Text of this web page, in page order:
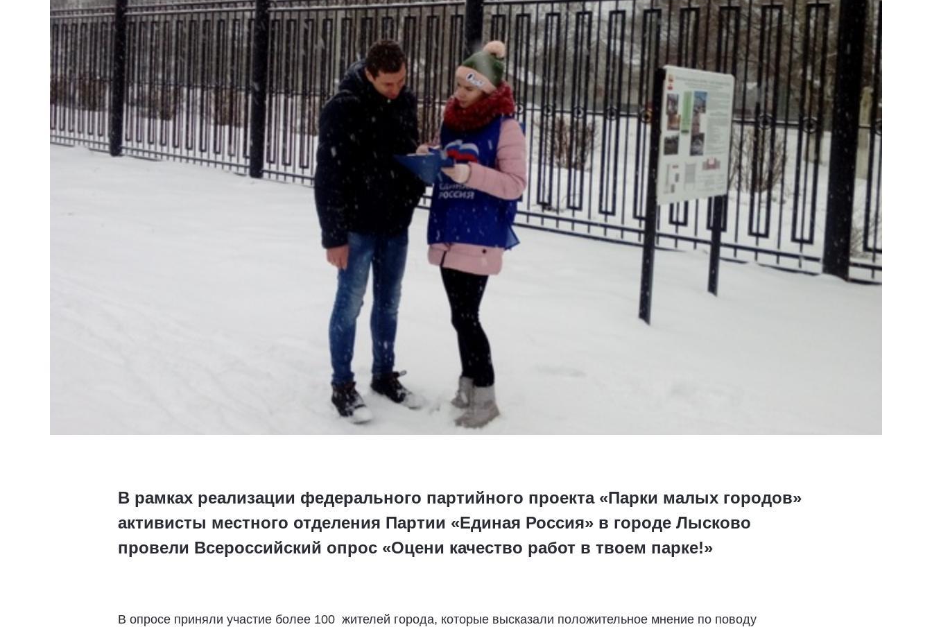
В рамках реализации федерального партийного проекта «Парки малых городов»
активисты местного отделения Партии «Единая Россия» в городе Лысково
провели Всероссийский опрос «Оцени качество работ в твоем парке!»
В опросе приняли участие более 100 жителей города, которые высказали положительное мнение по поводу